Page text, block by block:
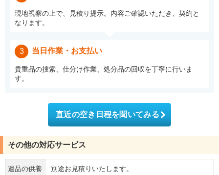
現地視察の上で、見積り提示。内容ご確認いただき、契約と
なります。
3 当日作業・お支払い
貴重品の捜索、仕分け作業、処分品の回収を丁寧に行いま
す。
直近の空き日程を聞いてみる
その他の対応サービス
遺品の供養 別途お見積りいたします。